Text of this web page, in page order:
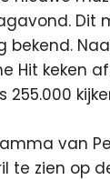
Dit
bekend.
Hit keken
van
te zien op